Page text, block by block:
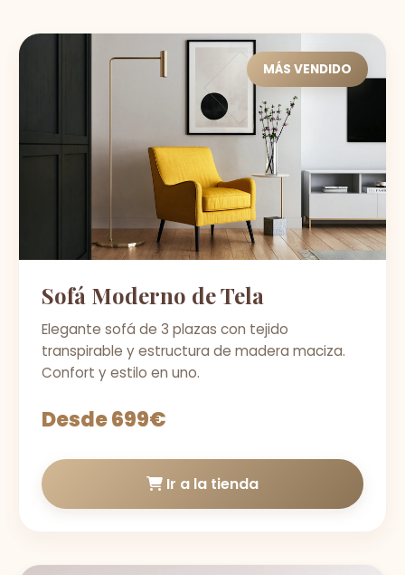
MÁS VENDIDO
Sofá Moderno de Tela
Elegante sofá de 3 plazas con tejido
transpirable y estructura de madera maciza.
Confort y estilo en uno.
Desde 699€
Ir a la tienda